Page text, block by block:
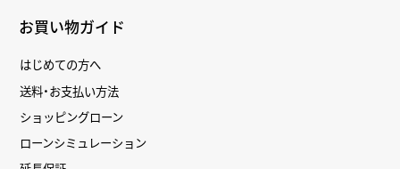
お買い物ガイド
はじめての方へ
送料・お支払い方法
ショッピングローン
ローンシミュレーション